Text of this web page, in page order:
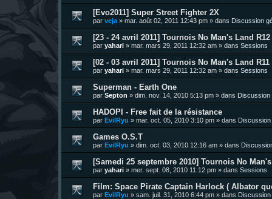
[Evo2011] Super Street Fighter 2X
par veja » mar. août 02, 2011 12:43 pm » dans Discussion
[23 - 24 avril 2011] Tournois No Man's Land
par yahari » mar. mars 29, 2011 12:32 am » dans Sessions
[02 - 03 avril 2011] Tournois No Man's Land
par yahari » mar. mars 29, 2011 12:32 am » dans Sessions
Superman - Earth One
par Septon » dim. nov. 14, 2010 5:13 pm » dans Discussion
HADOPI - Free fait de la résistance
par EvilRyu » mar. oct. 05, 2010 3:10 pm » dans
Games O.S.T
par EvilRyu » dim. oct. 03, 2010 12:16 am » dans
[Samedi 25 septembre 2010] Tournois No
par yahari » mer. sept. 08, 2010 11:12 pm » dans Sessions
Film: Space Pirate Captain Harlock ( Albator
par EvilRyu » sam. juil. 31, 2010 6:44 pm » dans